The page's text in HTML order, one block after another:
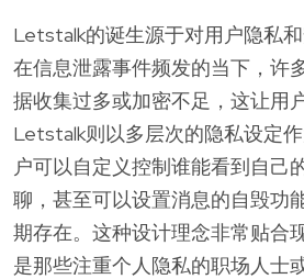
Letstalk的诞生源于对用户隐私和
在信息泄露事件频发的当下，许
据收集过多或加密不足，这让用
Letstalk则以多层次的隐私设定
户可以自定义控制谁能看到自己
聊，甚至可以设置消息的自毁功
期存在。这种设计理念非常贴合
是那些注重个人隐私的职场人士